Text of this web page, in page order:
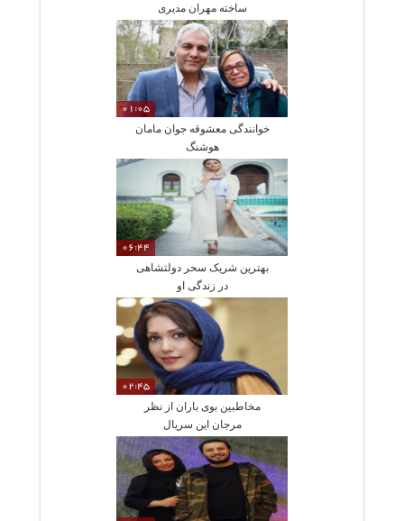
ساخته مهران مدیری
01:05
خوانندگی معشوقه جوان مامان
هوشنگ
06:44
بهترین شریک سحر دولتشاهی
در زندگی او
02:45
مخاطبین بوی باران از نظر
مرجان این سریال